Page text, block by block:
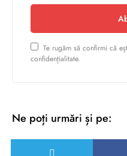
Te rugăm să confirmi că
confidențialitate.
Ne poți urmări și pe: